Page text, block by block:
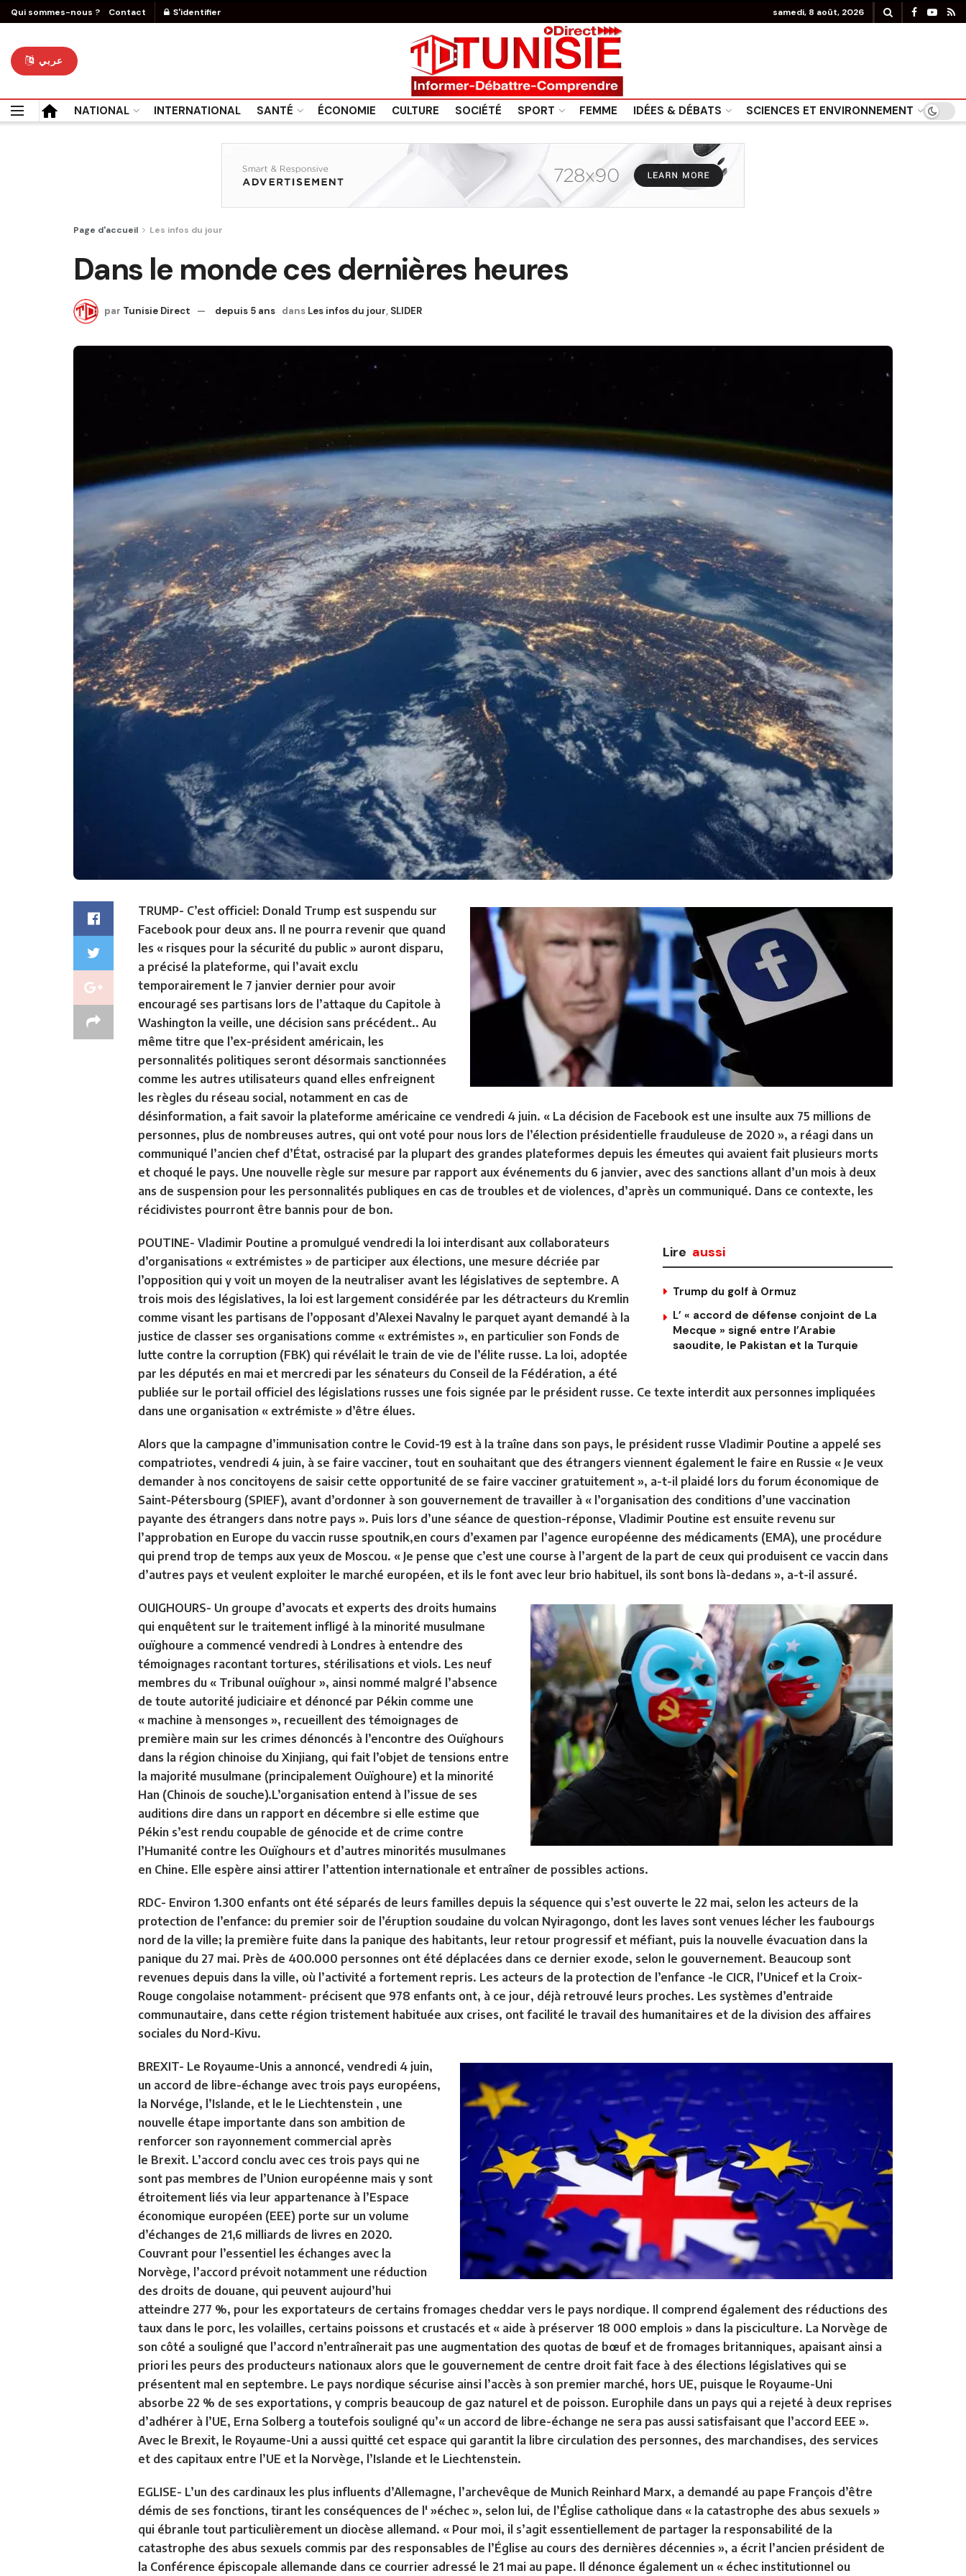
Qui sommes-nous ? Contact S'identifier samedi, 8 août, 2026
عربي
NATIONAL INTERNATIONAL SANTÉ ÉCONOMIE CULTURE SOCIÉTÉ SPORT FEMME IDÉES & DÉBATS SCIENCES ET ENVIRONNEMENT
Page d'accueil Les infos du jour
Dans le monde ces dernières heures
par Tunisie Direct depuis 5 ans dans Les infos du jour, SLIDER
TRUMP- C’est officiel: Donald Trump est suspendu sur
Facebook pour deux ans. Il ne pourra revenir que quand
les « risques pour la sécurité du public » auront disparu,
a précisé la plateforme, qui l’avait exclu
temporairement le 7 janvier dernier pour avoir
encouragé ses partisans lors de l’attaque du Capitole à
Washington la veille, une décision sans précédent.. Au
même titre que l’ex-président américain, les
personnalités politiques seront désormais sanctionnées
comme les autres utilisateurs quand elles enfreignent
les règles du réseau social, notamment en cas de
désinformation, a fait savoir la plateforme américaine ce vendredi 4 juin. « La décision de Facebook est une insulte aux 75 millions de
personnes, plus de nombreuses autres, qui ont voté pour nous lors de l’élection présidentielle frauduleuse de 2020 », a réagi dans un
communiqué l’ancien chef d’État, ostracisé par la plupart des grandes plateformes depuis les émeutes qui avaient fait plusieurs morts
et choqué le pays. Une nouvelle règle sur mesure par rapport aux événements du 6 janvier, avec des sanctions allant d’un mois à deux
ans de suspension pour les personnalités publiques en cas de troubles et de violences, d’après un communiqué. Dans ce contexte, les
récidivistes pourront être bannis pour de bon.
Lire aussi
Trump du golf à Ormuz
L’ « accord de défense conjoint de La
Mecque » signé entre l’Arabie
saoudite, le Pakistan et la Turquie
POUTINE- Vladimir Poutine a promulgué vendredi la loi interdisant aux collaborateurs
d’organisations « extrémistes » de participer aux élections, une mesure décriée par
l’opposition qui y voit un moyen de la neutraliser avant les législatives de septembre. A
trois mois des législatives, la loi est largement considérée par les détracteurs du Kremlin
comme visant les partisans de l’opposant d’Alexei Navalny le parquet ayant demandé à la
justice de classer ses organisations comme « extrémistes », en particulier son Fonds de
lutte contre la corruption (FBK) qui révélait le train de vie de l’élite russe. La loi, adoptée
par les députés en mai et mercredi par les sénateurs du Conseil de la Fédération, a été
publiée sur le portail officiel des législations russes une fois signée par le président russe. Ce texte interdit aux personnes impliquées
dans une organisation « extrémiste » d’être élues.
Alors que la campagne d’immunisation contre le Covid-19 est à la traîne dans son pays, le président russe Vladimir Poutine a appelé ses
compatriotes, vendredi 4 juin, à se faire vacciner, tout en souhaitant que des étrangers viennent également le faire en Russie « Je veux
demander à nos concitoyens de saisir cette opportunité de se faire vacciner gratuitement », a-t-il plaidé lors du forum économique de
Saint-Pétersbourg (SPIEF), avant d’ordonner à son gouvernement de travailler à « l’organisation des conditions d’une vaccination
payante des étrangers dans notre pays ». Puis lors d’une séance de question-réponse, Vladimir Poutine est ensuite revenu sur
l’approbation en Europe du vaccin russe spoutnik,en cours d’examen par l’agence européenne des médicaments (EMA), une procédure
qui prend trop de temps aux yeux de Moscou. « Je pense que c’est une course à l’argent de la part de ceux qui produisent ce vaccin dans
d’autres pays et veulent exploiter le marché européen, et ils le font avec leur brio habituel, ils sont bons là-dedans », a-t-il assuré.
OUIGHOURS- Un groupe d’avocats et experts des droits humains
qui enquêtent sur le traitement infligé à la minorité musulmane
ouïghoure a commencé vendredi à Londres à entendre des
témoignages racontant tortures, stérilisations et viols. Les neuf
membres du « Tribunal ouïghour », ainsi nommé malgré l’absence
de toute autorité judiciaire et dénoncé par Pékin comme une
« machine à mensonges », recueillent des témoignages de
première main sur les crimes dénoncés à l’encontre des Ouïghours
dans la région chinoise du Xinjiang, qui fait l’objet de tensions entre
la majorité musulmane (principalement Ouïghoure) et la minorité
Han (Chinois de souche).L’organisation entend à l’issue de ses
auditions dire dans un rapport en décembre si elle estime que
Pékin s’est rendu coupable de génocide et de crime contre
l’Humanité contre les Ouïghours et d’autres minorités musulmanes
en Chine. Elle espère ainsi attirer l’attention internationale et entraîner de possibles actions.
RDC- Environ 1.300 enfants ont été séparés de leurs familles depuis la séquence qui s’est ouverte le 22 mai, selon les acteurs de la
protection de l’enfance: du premier soir de l’éruption soudaine du volcan Nyiragongo, dont les laves sont venues lécher les faubourgs
nord de la ville; la première fuite dans la panique des habitants, leur retour progressif et méfiant, puis la nouvelle évacuation dans la
panique du 27 mai. Près de 400.000 personnes ont été déplacées dans ce dernier exode, selon le gouvernement. Beaucoup sont
revenues depuis dans la ville, où l’activité a fortement repris. Les acteurs de la protection de l’enfance -le CICR, l’Unicef et la Croix-
Rouge congolaise notamment- précisent que 978 enfants ont, à ce jour, déjà retrouvé leurs proches. Les systèmes d’entraide
communautaire, dans cette région tristement habituée aux crises, ont facilité le travail des humanitaires et de la division des affaires
sociales du Nord-Kivu.
BREXIT- Le Royaume-Unis a annoncé, vendredi 4 juin,
un accord de libre-échange avec trois pays européens,
la Norvége, l’Islande, et le le Liechtenstein , une
nouvelle étape importante dans son ambition de
renforcer son rayonnement commercial après
le Brexit. L’accord conclu avec ces trois pays qui ne
sont pas membres de l’Union européenne mais y sont
étroitement liés via leur appartenance à l’Espace
économique européen (EEE) porte sur un volume
d’échanges de 21,6 milliards de livres en 2020.
Couvrant pour l’essentiel les échanges avec la
Norvège, l’accord prévoit notamment une réduction
des droits de douane, qui peuvent aujourd’hui
atteindre 277 %, pour les exportateurs de certains fromages cheddar vers le pays nordique. Il comprend également des réductions des
taux dans le porc, les volailles, certains poissons et crustacés et « aide à préserver 18 000 emplois » dans la pisciculture. La Norvège de
son côté a souligné que l’accord n’entraînerait pas une augmentation des quotas de bœuf et de fromages britanniques, apaisant ainsi a
priori les peurs des producteurs nationaux alors que le gouvernement de centre droit fait face à des élections législatives qui se
présentent mal en septembre. Le pays nordique sécurise ainsi l’accès à son premier marché, hors UE, puisque le Royaume-Uni
absorbe 22 % de ses exportations, y compris beaucoup de gaz naturel et de poisson. Europhile dans un pays qui a rejeté à deux reprises
d’adhérer à l’UE, Erna Solberg a toutefois souligné qu’« un accord de libre-échange ne sera pas aussi satisfaisant que l’accord EEE ».
Avec le Brexit, le Royaume-Uni a aussi quitté cet espace qui garantit la libre circulation des personnes, des marchandises, des services
et des capitaux entre l’UE et la Norvège, l’Islande et le Liechtenstein.
EGLISE- L’un des cardinaux les plus influents d’Allemagne, l’archevêque de Munich Reinhard Marx, a demandé au pape François d’être
démis de ses fonctions, tirant les conséquences de l' »échec », selon lui, de l’Église catholique dans « la catastrophe des abus sexuels »
qui ébranle tout particulièrement un diocèse allemand. « Pour moi, il s’agit essentiellement de partager la responsabilité de la
catastrophe des abus sexuels commis par des responsables de l’Église au cours des dernières décennies », a écrit l’ancien président de
la Conférence épiscopale allemande dans ce courrier adressé le 21 mai au pape. Il dénonce également un « échec institutionnel ou